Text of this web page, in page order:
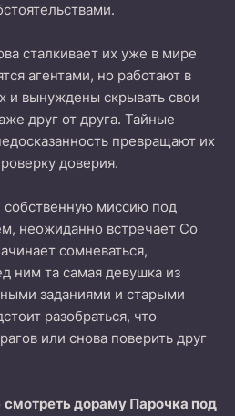
сталкивает их уже в мире
агентами, но работают в
и вынуждены скрывать свои
друг от друга. Тайные
превращают их
доверия.
миссию под
неожиданно встречает Со
сомневаться,
ним та самая девушка из
заданиями и старыми
разобраться, что
или снова поверить друг
смотреть дораму Парочка под